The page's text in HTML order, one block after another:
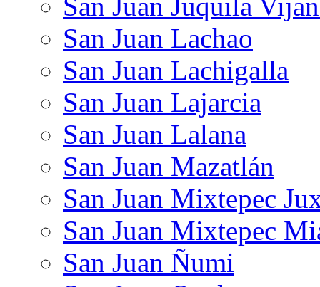
San Juan Lachao
San Juan Lachigalla
San Juan Lajarcia
San Juan Lalana
San Juan Mazatlán
San Juan Mixtepec
San Juan Mixtepec
San Juan Ñumi